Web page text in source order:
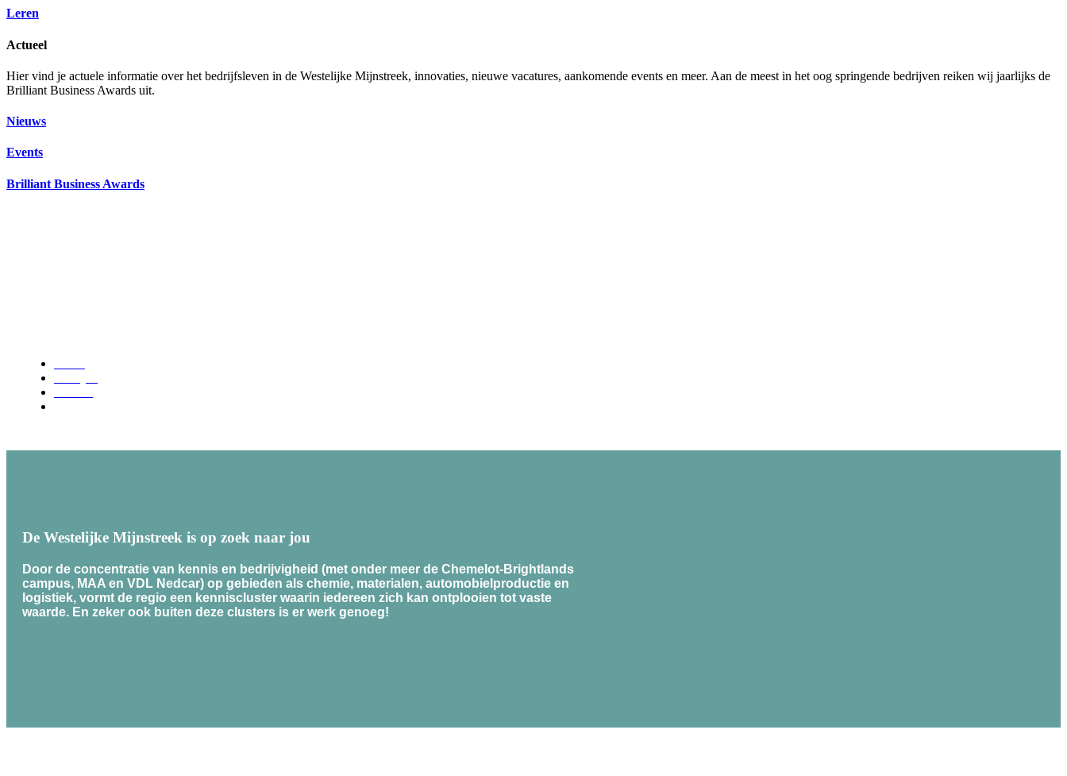
Leren
Actueel
Hier vind je actuele informatie over het bedrijfsleven in de Westelijke Mijnstreek, innovaties, nieuwe vacatures, aankomende events en meer. Aan de meest in het oog springende bedrijven reiken wij jaarlijks de
Brilliant Business Awards uit.
Nieuws
Events
Brilliant Business Awards
De Westelijke Mijnstreek is op zoek naar jou
Door de concentratie van kennis en bedrijvigheid (met onder meer de Chemelot-Brightlands
campus, MAA en VDL Nedcar) op gebieden als chemie, materialen, automobielproductie en
logistiek, vormt de regio een kenniscluster waarin iedereen zich kan ontplooien tot vaste
waarde. En zeker ook buiten deze clusters is er werk genoeg!